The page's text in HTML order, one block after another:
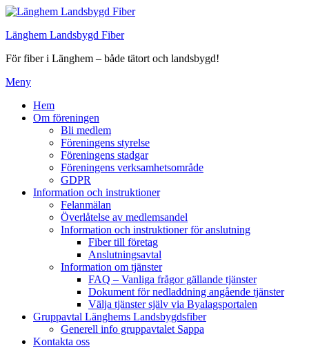
Hoppa
innehåll
Länghem Landsbygd Fiber
För fiber i Länghem – både tätort och landsbygd!
Meny
Hem
Om föreningen
Bli medlem
Föreningens styrelse
Föreningens stadgar
Föreningens verksamhetsområde
GDPR
Information och instruktioner
Felanmälan
Överlåtelse av medlemsandel
Information och instruktioner för anslutning
Fiber till företag
Anslutningsavtal
Information om tjänster
FAQ – Vanliga frågor gällande tjänster
Dokument för nedladdning angående tjänster
Välja tjänster själv via Byalagsportalen
Gruppavtal Länghems Landsbygdsfiber
Generell info gruppavtalet Sappa
Kontakta oss